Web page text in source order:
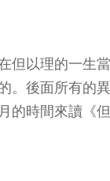
但以理的一生
。後面所有的
的時間來讀《